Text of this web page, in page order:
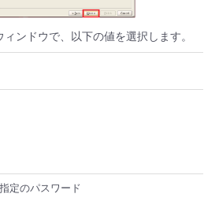
ィンドウで、以下の値を選択します。
定のパスワード